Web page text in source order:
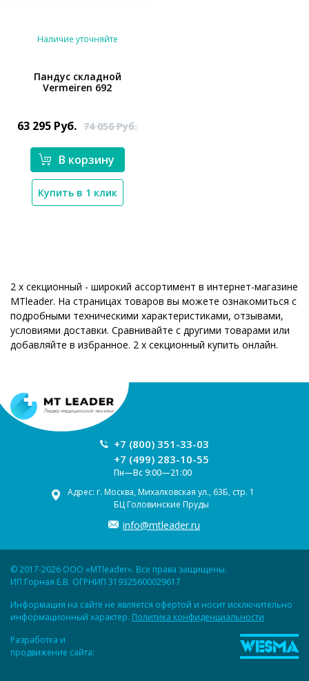
*}
Наличие уточняйте
Пандус складной
Vermeiren 692
63 295 Руб. 74 056Руб.
В корзину
Купить в 1 клик
2 х секционный - широкий ассортимент в интернет-магазине
MTleader. На страницах товаров вы можете ознакомиться с
подробными техническими характеристиками, отзывами,
условиями доставки. Сравнивайте с другими товарами или
добавляйте в избранное. 2 х секционный купить онлайн.
+7 (800) 351-33-03
+7 (499) 283-10-55
Пн—Вс 9:00—21:00
Адрес: г. Москва, Михалковская ул., 63Б, стр. 1
БЦ Головинские Пруды
info@mtleader.ru
© 2017-2026 ООО «MTleader». Все права защищены.
ИП Горная Е.В. ОГРНИП 319325600029617
Информация на сайте не является офертой и носит исключительно
информационный характер. Политика конфиденциальности
Разработка и
продвижение сайта: